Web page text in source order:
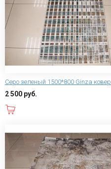
Серо зеленый 1500*800 Ginza ковер
2 500 руб.